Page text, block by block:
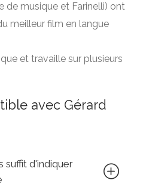
de musique et Farinelli) ont
meilleur film en langue
et travaille sur plusieurs
avec Gérard
suffit d'indiquer